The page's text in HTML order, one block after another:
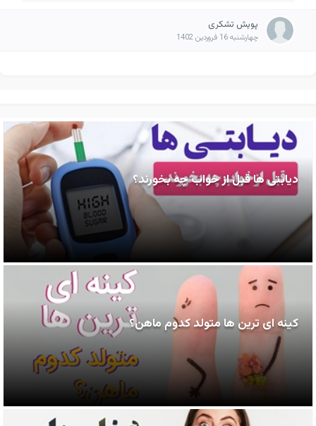
پویش تشکری
چهارشنبه 16 فروردین 1402
دیابتی ها قبل از خواب چه بخورند؟
کینه ای ترین ها متولد کدوم ماهن؟